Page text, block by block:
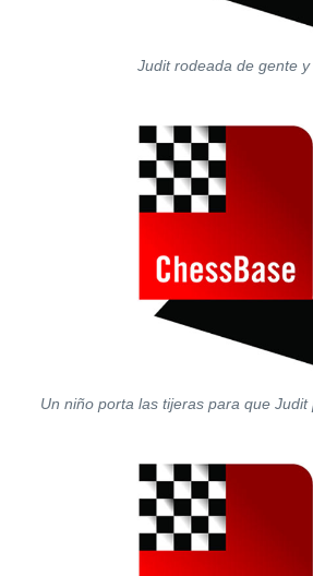
Judit rodeada de gente y
Un niño porta las tijeras para que